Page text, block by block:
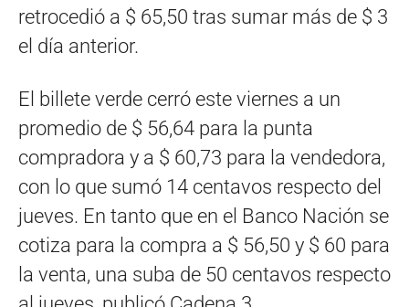
retrocedió a $ 65,50 tras sumar más de $ 3
el día anterior.
El billete verde cerró este viernes a un
promedio de $ 56,64 para la punta
compradora y a $ 60,73 para la vendedora,
con lo que sumó 14 centavos respecto del
jueves. En tanto que en el Banco Nación se
cotiza para la compra a $ 56,50 y $ 60 para
la venta, una suba de 50 centavos respecto